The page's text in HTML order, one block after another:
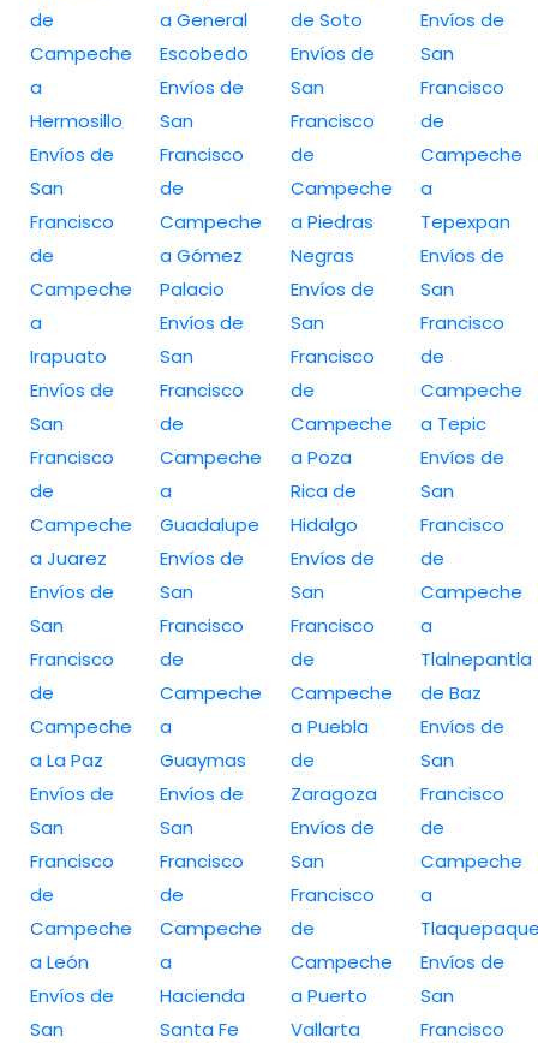
de
Campeche
a
Hermosillo
Envíos de
San
Francisco
de
Campeche
a
Irapuato
Envíos de
San
Francisco
de
Campeche
a Juarez
Envíos de
San
Francisco
de
Campeche
a La Paz
Envíos de
San
Francisco
de
Campeche
a León
Envíos de
San
a General
Escobedo
Envíos de
San
Francisco
de
Campeche
a Gómez
Palacio
Envíos de
San
Francisco
de
Campeche
a
Guadalupe
Envíos de
San
Francisco
de
Campeche
a
Guaymas
Envíos de
San
Francisco
de
Campeche
a
Hacienda
Santa Fe
de Soto
Envíos de
San
Francisco
de
Campeche
a Piedras
Negras
Envíos de
San
Francisco
de
Campeche
a Poza
Rica de
Hidalgo
Envíos de
San
Francisco
de
Campeche
a Puebla
de
Zaragoza
Envíos de
San
Francisco
de
Campeche
a Puerto
Vallarta
Envíos de
San
Francisco
de
Campeche
a
Tepexpan
Envíos de
San
Francisco
de
Campeche
a Tepic
Envíos de
San
Francisco
de
Campeche
a
Tlalnepantla
de Baz
Envíos de
San
Francisco
de
Campeche
a
Envíos de
San
Francisco